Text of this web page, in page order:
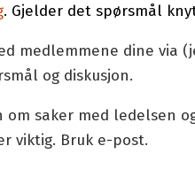
. Gjelder det spørsmål
medlemmene dine via
og diskusjon.
om saker med ledelsen
viktig. Bruk e-post.